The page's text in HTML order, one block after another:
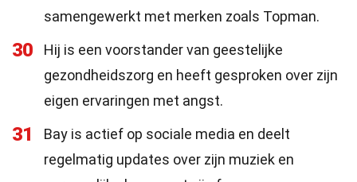
samengewerkt met merken zoals Topman.
30
Hij is een voorstander van geestelijke
gezondheidszorg en heeft gesproken over zijn
eigen ervaringen met angst.
31
Bay is actief op sociale media en deelt
regelmatig updates over zijn muziek en